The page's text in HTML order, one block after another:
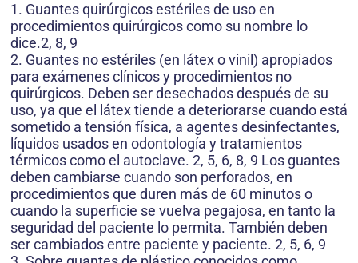
1. Guantes quirúrgicos estériles de uso en
procedimientos quirúrgicos como su nombre lo
dice.2, 8, 9
2. Guantes no estériles (en látex o vinil) apropiados
para exámenes clínicos y procedimientos no
quirúrgicos. Deben ser desechados después de su
uso, ya que el látex tiende a deteriorarse cuando está
sometido a tensión física, a agentes desinfectantes,
líquidos usados en odontología y tratamientos
térmicos como el autoclave. 2, 5, 6, 8, 9 Los guantes
deben cambiarse cuando son perforados, en
procedimientos que duren más de 60 minutos o
cuando la superficie se vuelva pegajosa, en tanto la
seguridad del paciente lo permita. También deben
ser cambiados entre paciente y paciente. 2, 5, 6, 9